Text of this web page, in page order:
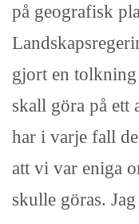
på geografisk
gjort en tolkning
skall göra på ett
har i varje fall
att vi var eniga
skulle göras.